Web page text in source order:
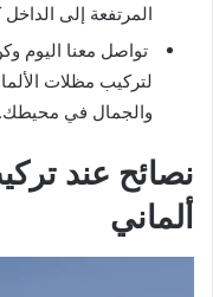
المرتفعة إلى الداخل
تواصل معنا
لتركيب مظلات
والجمال في محيطك.
نصائح عند
ألماني